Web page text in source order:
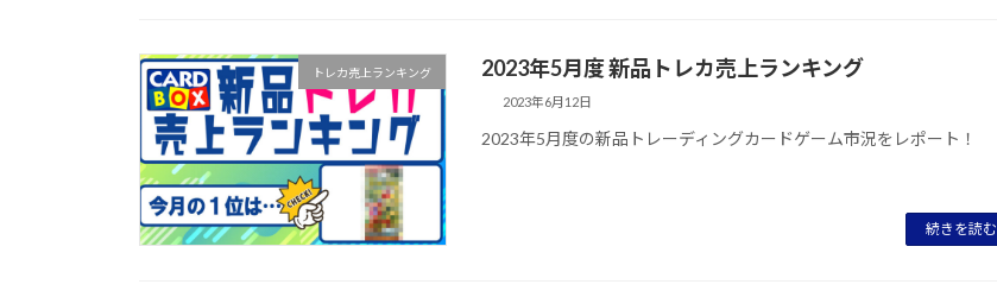
トレカ売上ランキング 2023年5月度 新品トレカ売上ランキング
2023年6月12日
2023年5月度の新品トレーディングカードゲーム市況をレポート！
続きを読む